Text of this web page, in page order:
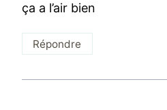
ça a l’air bien
Répondre